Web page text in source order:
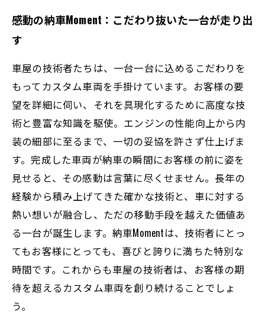
感動の納車Moment：こだわり抜いた一台が走り出
す
車屋の技術者たちは、一台一台に込めるこだわりを
もってカスタム車両を手掛けています。お客様の要
望を詳細に伺い、それを具現化するために高度な技
術と豊富な知識を駆使。エンジンの性能向上から内
装の細部に至るまで、一切の妥協を許さず仕上げま
す。完成した車両が納車の瞬間にお客様の前に姿を
見せると、その感動は言葉に尽くせません。長年の
経験から積み上げてきた確かな技術と、車に対する
熱い想いが融合し、ただの移動手段を越えた価値あ
る一台が誕生します。納車Momentは、技術者にとっ
てもお客様にとっても、喜びと誇りに満ちた特別な
時間です。これからも車屋の技術者は、お客様の期
待を超えるカスタム車両を創り続けることでしょ
う。